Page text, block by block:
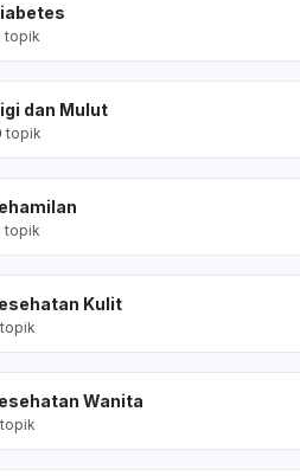
topik
dan Mulut
topik
topik
Kulit
topik
Wanita
topik